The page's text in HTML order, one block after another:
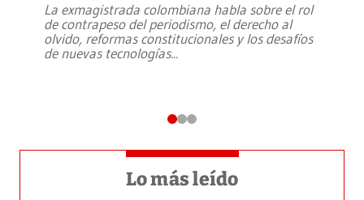
La exmagistrada colombiana habla sobre el rol
de contrapeso del periodismo, el derecho al
olvido, reformas constitucionales y los desafíos
de nuevas tecnologías...
Lo más leído